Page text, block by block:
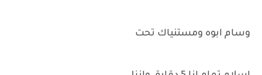
وسام ابوه ومستنياك تحت